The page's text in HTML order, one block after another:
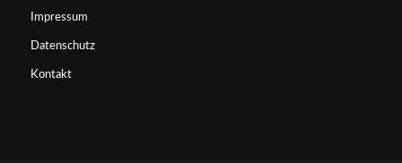
Impressum
Datenschutz
Kontakt